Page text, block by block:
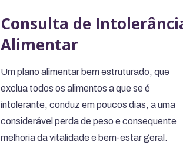
Consulta de
Alimentar
Um plano alimentar bem estruturado, que
exclua todos os alimentos a que se é
intolerante, conduz em poucos dias, a uma
considerável perda de peso e consequente
melhoria da vitalidade e bem-estar geral.